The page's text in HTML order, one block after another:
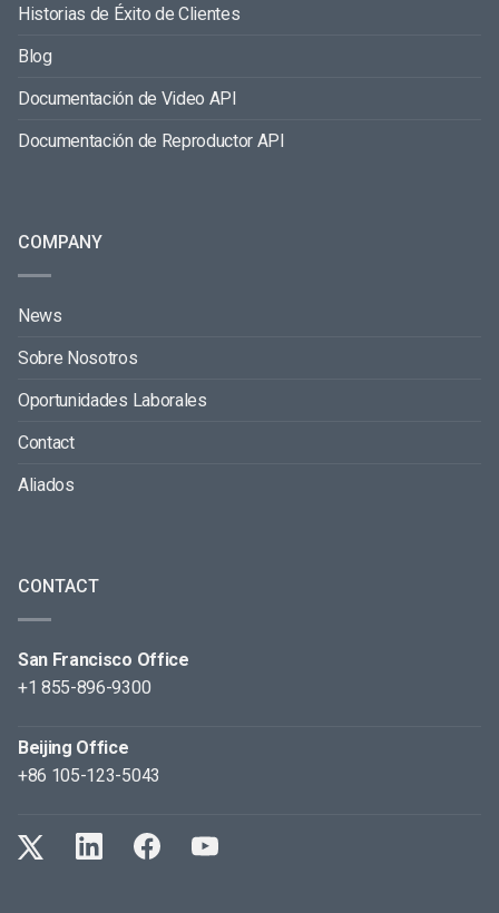
Historias de Éxito de Clientes
Blog
Documentación de Video API
Documentación de Reproductor API
COMPANY
News
Sobre Nosotros
Oportunidades Laborales
Contact
Aliados
CONTACT
San Francisco Office
+1 855-896-9300
Beijing Office
+86 105-123-5043